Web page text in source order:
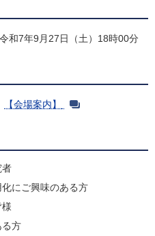
和7年9月27日（土）18時00分
【会場案内】
者
にご興味のある方
る方